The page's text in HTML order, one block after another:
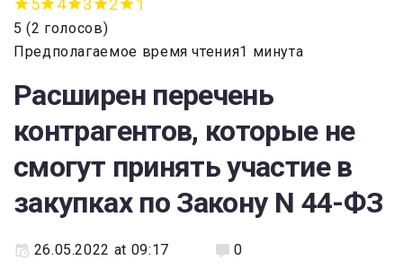
5 4 3 2 1
5 (2 голосов)
Предполагаемое время чтения1 минута
Расширен перечень
контрагентов, которые не
смогут принять участие в
закупках по Закону N 44-ФЗ
26.05.2022 at 09:17 0